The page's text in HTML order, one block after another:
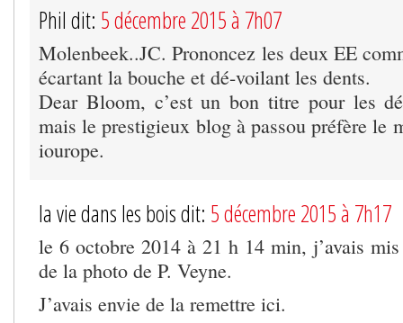
Phil dit: 5 décembre 2015 à 7h07
Molenbeek..JC. Prononcez les deux EE
écartant la bouche et dé-voilant les dents.
Dear Bloom, c’est un bon titre pour les
mais le prestigieux blog à passou préfère le
iourope.
la vie dans les bois dit: 5 décembre 2015 à 7h17
le 6 octobre 2014 à 21 h 14 min, j’avais
de la photo de P. Veyne.
J’avais envie de la remettre ici.